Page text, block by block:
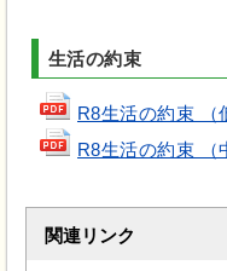
生活の約束
R8生活の約束 （
R8生活の約束 （
関連リンク